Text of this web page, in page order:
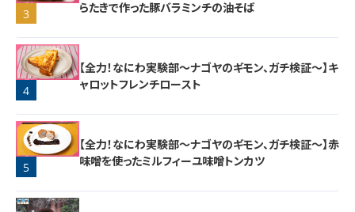
3
らたきで作った豚バラミンチの油そば
4
【全力！なにわ実験部～ナゴヤのギモン、ガチ検証～】キ
ャロットフレンチロースト
5
【全力！なにわ実験部～ナゴヤのギモン、ガチ検証～】赤
味噌を使ったミルフィーユ味噌トンカツ